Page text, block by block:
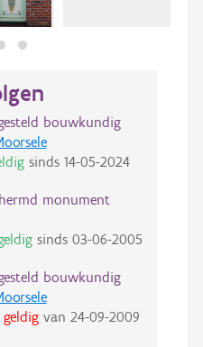
bouwkundig
sinds 14-05-2024
monument
sinds 03-06-2005
bouwkundig
van 24-09-2009